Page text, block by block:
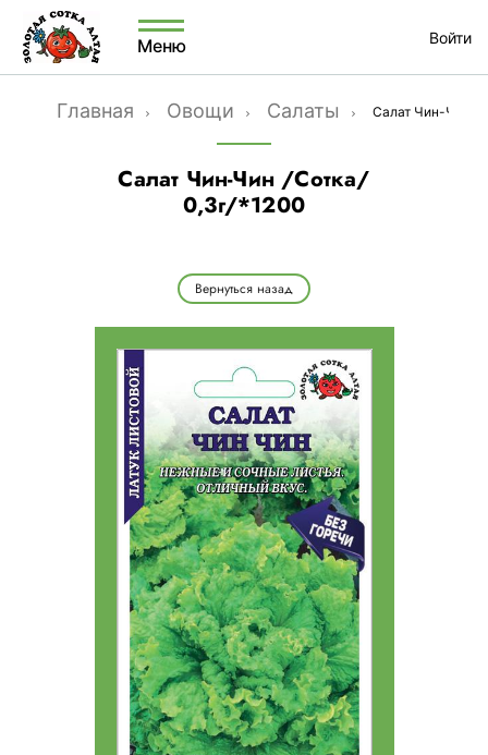
Меню Войти
Главная Овощи Салаты Салат Чин-Чин /
Салат Чин-Чин /Сотка/
0,3г/*1200
Вернуться назад